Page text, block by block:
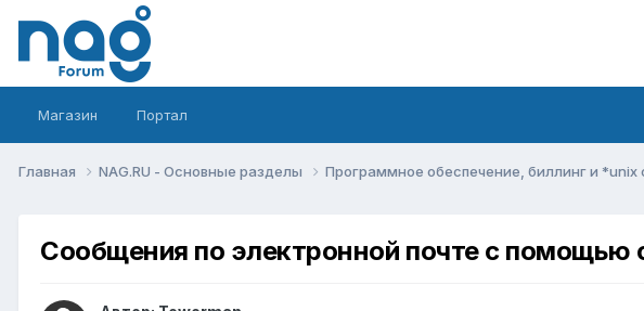
Магазин Портал
Главная NAG.RU - Основные разделы Программное обеспечение, биллинг и
Сообщения по электронной почте с помощью